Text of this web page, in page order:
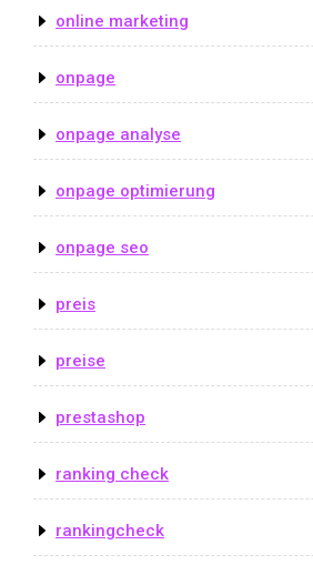
online marketing
onpage
onpage analyse
onpage optimierung
onpage seo
preis
preise
prestashop
ranking check
rankingcheck